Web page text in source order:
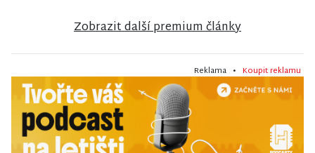
Zobrazit další premium články
Reklama • Koupit reklamu